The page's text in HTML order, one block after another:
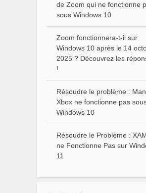
de Zoom qui ne fonctionne
sous Windows 10
Zoom fonctionnera-t-il sur
Windows 10 après le 14
2025 ? Découvrez les
!
Résoudre le problème :
Xbox ne fonctionne pas
Windows 10
Résoudre le Problème :
ne Fonctionne Pas sur
11